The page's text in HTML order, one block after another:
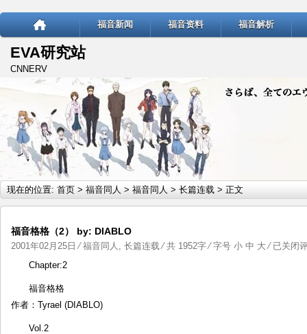
福音新闻 福音资料 福音解析
EVA研究站
CNNERV
现在的位置: 首页 > 福音同人 > 福音同人 > 长篇连载 > 正文
福音格格（2） by: DIABLO
2001年02月25日 ⁄福音同人 , 长篇连载⁄ 共 1952字 ⁄ 字号 小 中 大 ⁄ 福
已关闭
Chapter:2
福音格格
作者：Tyrael (DIABLO)
Vol.2